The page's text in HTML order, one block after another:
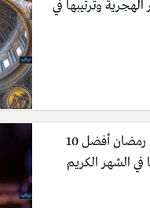
وترتيبها في
كيف نستقبل رمضان أفضل 10
في الشهر الكريم